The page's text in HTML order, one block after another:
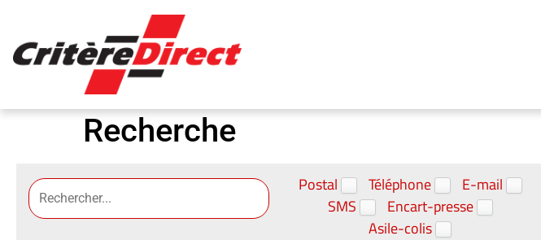
Recherche
Postal Téléphone
E-mail
SMS
Encart-presse
Asile-colis
Panneau de gestion des cookies